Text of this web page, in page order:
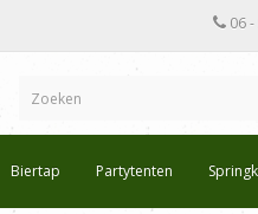
06
Biertap Partytenten